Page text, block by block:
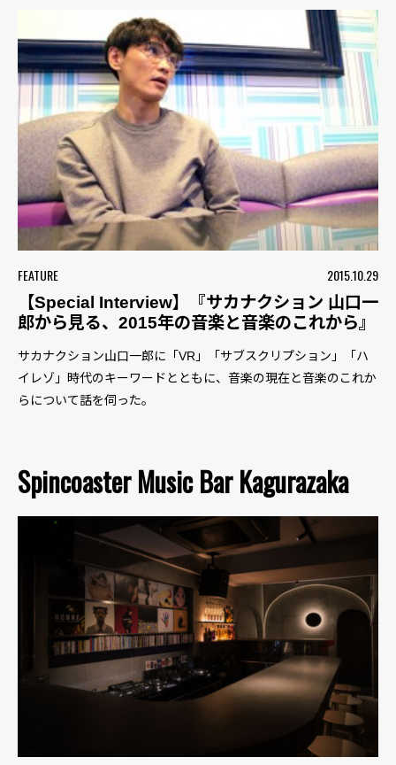
FEATURE
2015.10.29
【Special Interview】『サカナクション 山口一
郎から見る、2015年の音楽と音楽のこれから』
サカナクション山口一郎に「VR」「サブスクリプション」「ハ
イレゾ」時代のキーワードとともに、音楽の現在と音楽のこれか
らについて話を伺った。
Spincoaster Music Bar Kagurazaka